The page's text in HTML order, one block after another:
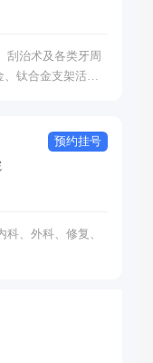
钛合金支架活动
预约挂号